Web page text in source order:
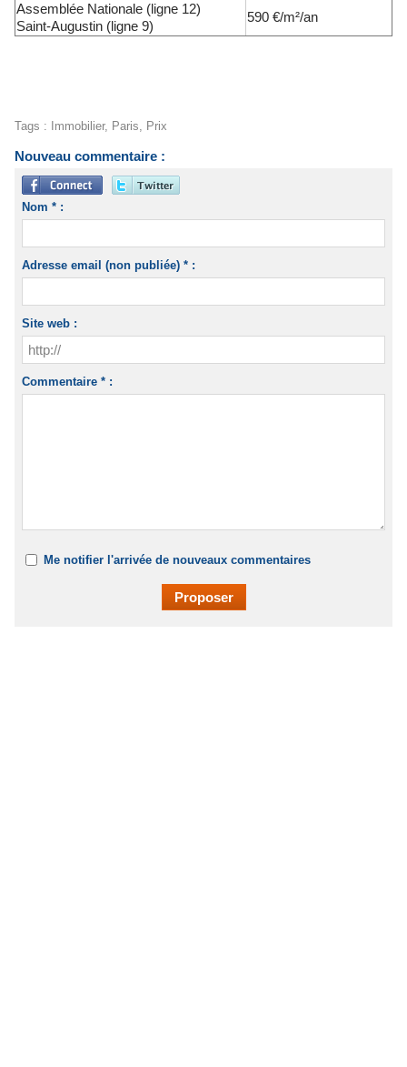
Assemblée Nationale (ligne 12)
Saint-Augustin (ligne 9)
590 €/m²/an
Tags : Immobilier, Paris, Prix
Nouveau commentaire :
Nom * :
Adresse email (non publiée) * :
Site web :
Commentaire * :
Me notifier l'arrivée de nouveaux commentaires